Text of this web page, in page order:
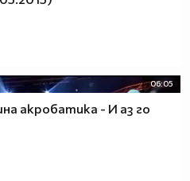
06:05
акробатика - И аз го